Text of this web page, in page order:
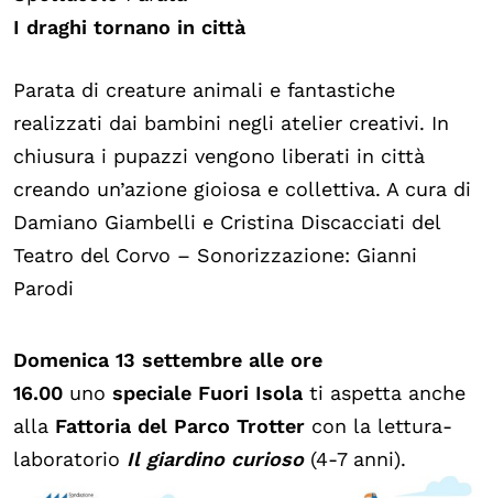
I draghi tornano in città
Parata di creature animali e fantastiche
realizzati dai bambini negli atelier creativi. In
chiusura i pupazzi vengono liberati in città
creando un’azione gioiosa e collettiva. A cura di
Damiano Giambelli e Cristina Discacciati del
Teatro del Corvo – Sonorizzazione: Gianni
Parodi
Domenica 13 settembre alle ore
16.00 uno speciale Fuori Isola ti aspetta anche
alla Fattoria del Parco Trotter con la lettura-
laboratorio Il giardino curioso (4-7 anni).